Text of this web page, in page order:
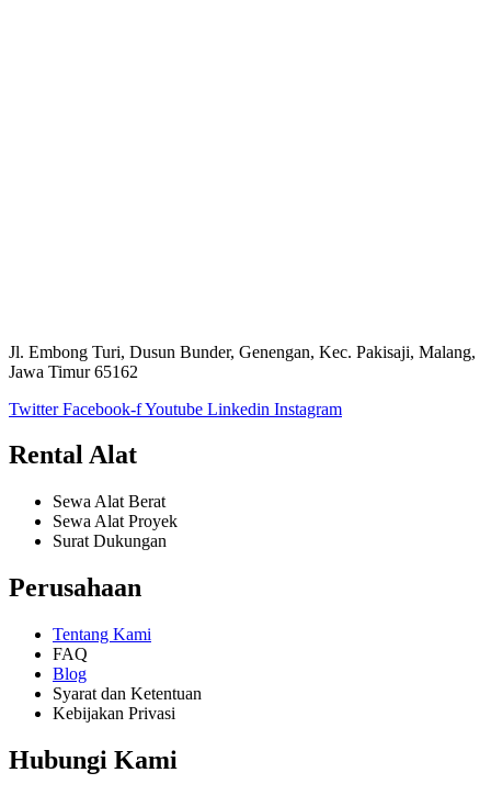
Jl. Embong Turi, Dusun Bunder, Genengan, Kec. Pakisaji, Malang,
Jawa Timur 65162
Twitter Facebook-fYoutube Linkedin Instagram
Rental Alat
Sewa Alat Berat
Sewa Alat Proyek
Surat Dukungan
Perusahaan
Tentang Kami
FAQ
Blog
Syarat dan Ketentuan
Kebijakan Privasi
Hubungi Kami